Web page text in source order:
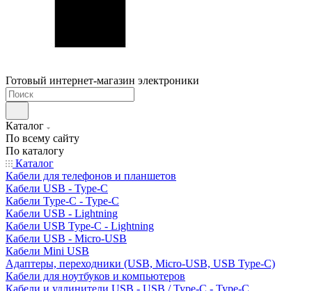
Готовый интернет-магазин электроники
Каталог
По всему сайту
По каталогу
Каталог
Кабели для телефонов и планшетов
Кабели USB - Type-C
Кабели Type-C - Type-C
Кабели USB - Lightning
Кабели USB Type-C - Lightning
Кабели USB - Micro-USB
Кабели Mini USB
Адаптеры, переходники (USB, Micro-USB, USB Type-C)
Кабели для ноутбуков и компьютеров
Кабели и удлинители USB - USB / Type-C - Type-C